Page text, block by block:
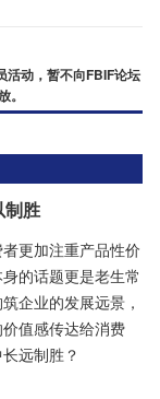
活动，暂不向FBIF论坛
。
制胜
更加注重产品性价
的话题更是老生常
企业的发展远景，
值感传达给消费
远制胜？